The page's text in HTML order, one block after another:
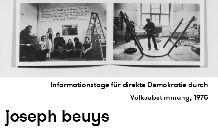
Informationstage für direkte Demokratie durch
Volksabstimmung, 1975
joseph beuys